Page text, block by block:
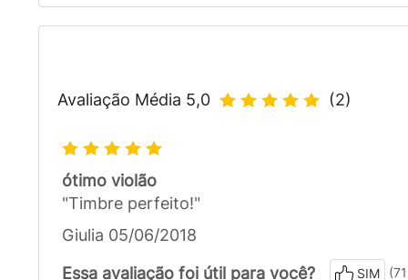
Avaliação Média 5,0 (2)
ótimo violão
"Timbre perfeito!"
Giulia 05/06/2018
Essa avaliação foi útil para você?
SIM